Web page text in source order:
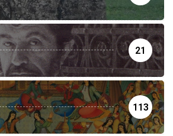
21
113